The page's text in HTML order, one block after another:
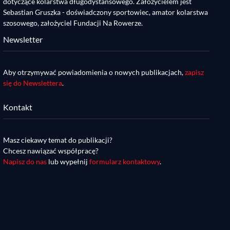
Sebastian Gruszka - doświadczony sportowiec, amator kolarstwa
szosowego, założyciel Fundacji Na Rowerze.
Newsletter
Aby otrzymywać powiadomienia o nowych publikacjach,zapisz
się do Newslettera.
Kontakt
Masz ciekawy temat do publikacji?
Chcesz nawiązać współpracę?
Napisz do nas lub wypełnijformularz kontaktowy.